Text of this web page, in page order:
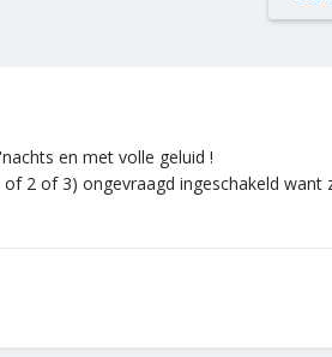
en met volle geluid !
2 of 3) ongevraagd ingeschakeld